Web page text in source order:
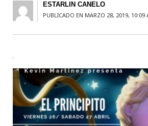
ESTARLIN CANELO
PUBLICADO EN MARZO 28, 2019, 10:09